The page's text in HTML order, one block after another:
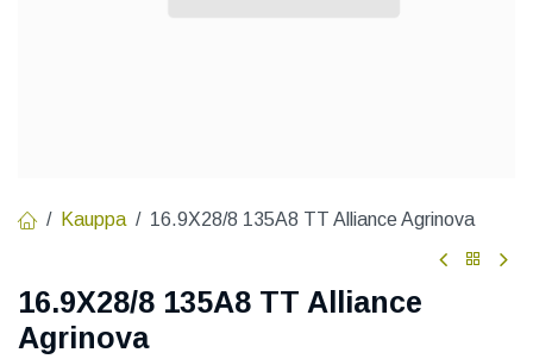
Kauppa 16.9X28/8 135A8 TT Alliance Agrinova
16.9X28/8 135A8 TT Alliance
Agrinova